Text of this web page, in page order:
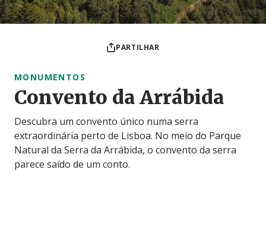
PARTILHAR
MONUMENTOS
Convento da Arrábida
Descubra um convento único numa serra
extraordinária perto de Lisboa. No meio do Parque
Natural da Serra da Arrábida, o convento da serra
parece saído de um conto.